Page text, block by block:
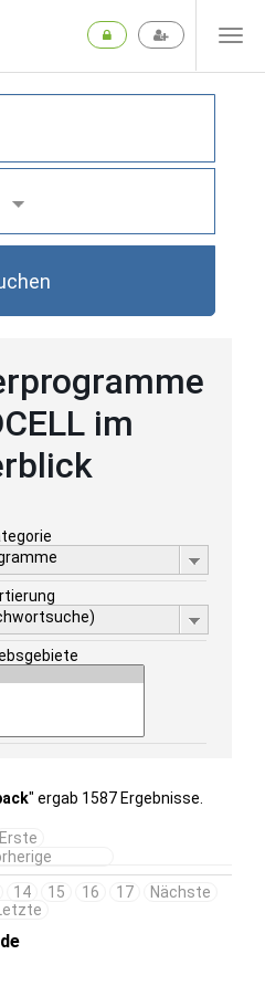
im
" ergab 1587 Ergebnisse.
Erste
14 15 16 17
Nächste
Letzte